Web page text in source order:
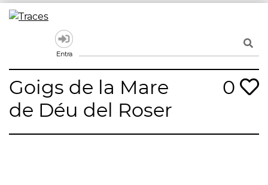
Skip
Un mapa de la memòria obert a tothom
Entra
Goigs de la Mare
de Déu del Roser
0